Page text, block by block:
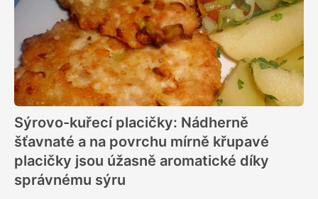
Sýrovo-kuřecí placičky: Nádherně
šťavnaté a na povrchu mírně křupavé
placičky jsou úžasně aromatické díky
správnému sýru